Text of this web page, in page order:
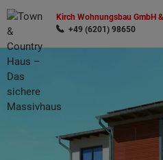
Kirch Wohnungsbau GmbH
+49 (6201) 98650
Wonach möchten Sie